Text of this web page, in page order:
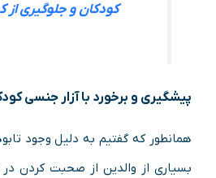
کودکان و جلوگیری از
پیشگیری و برخورد با آزار جنسی
همانطور که گفتیم به دلیل وجود
بسیاری از والدین از صحبت کردن